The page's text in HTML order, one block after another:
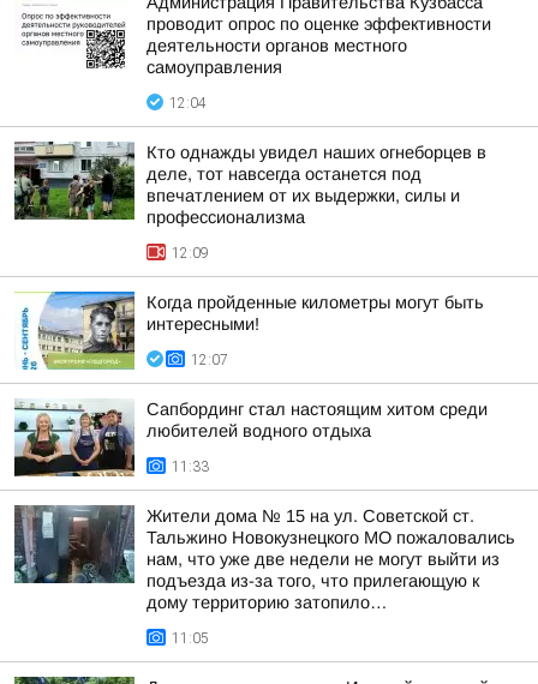
проводит опрос по оценке эффективности
деятельности органов местного
самоуправления
12:04
Кто однажды увидел наших огнеборцев в
деле, тот навсегда останется под
впечатлением от их выдержки, силы и
профессионализма
12:09
Когда пройденные километры могут быть
интересными!
12:07
Сапбординг стал настоящим хитом среди
любителей водного отдыха
11:33
Жители дома № 15 на ул. Советской ст.
Тальжино Новокузнецкого МО пожаловались
нам, что уже две недели не могут выйти из
подъезда из-за того, что прилегающую к
дому территорию затопило…
11:05